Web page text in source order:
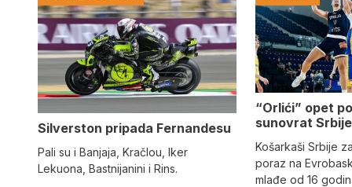
Silverston pripada Fernandesu
Pali su i Banjaja, Kračlou, Iker
Lekuona, Bastnijanini i Rins.
“Orlići” opet
sunovrat Srbije
Košarkaši Srbije
poraz na
mlađe od 16